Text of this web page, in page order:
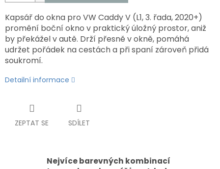
Kapsář do okna pro VW Caddy V (L1, 3. řada, 2020+)
promění boční okno v praktický úložný prostor, aniž
by překážel v autě. Drží přesně v okně, pomáhá
udržet pořádek na cestách a při spaní zároveň přidá
soukromí.
Detailní informace
ZEPTAT SE SDÍLET
Nejvíce barevných kombinací